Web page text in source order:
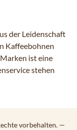
der Leidenschaft
Kaffeebohnen
ist eine
stehen
vorbehalten. —